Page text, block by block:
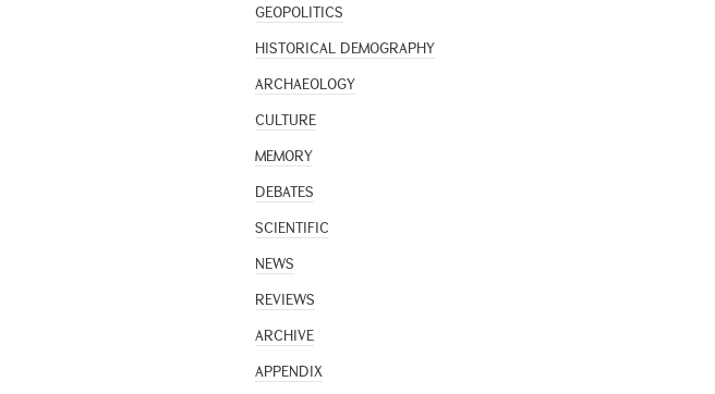
GEOPOLITICS
HISTORICAL DEMOGRAPHY
ARCHAEOLOGY
CULTURE
MEMORY
DEBATES
SCIENTIFIC
NEWS
REVIEWS
ARCHIVE
APPENDIX